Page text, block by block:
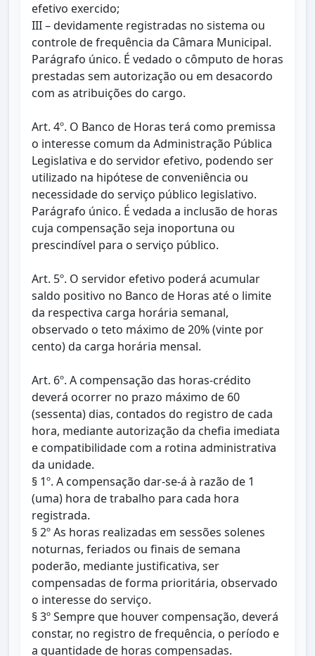
efetivo exercido;
III – devidamente registradas no sistema ou
controle de frequência da Câmara Municipal.
Parágrafo único. É vedado o cômputo de horas
prestadas sem autorização ou em desacordo
com as atribuições do cargo.
Art. 4º. O Banco de Horas terá como premissa
o interesse comum da Administração Pública
Legislativa e do servidor efetivo, podendo ser
utilizado na hipótese de conveniência ou
necessidade do serviço público legislativo.
Parágrafo único. É vedada a inclusão de horas
cuja compensação seja inoportuna ou
prescindível para o serviço público.
Art. 5º. O servidor efetivo poderá acumular
saldo positivo no Banco de Horas até o limite
da respectiva carga horária semanal,
observado o teto máximo de 20% (vinte por
cento) da carga horária mensal.
Art. 6º. A compensação das horas-crédito
deverá ocorrer no prazo máximo de 60
(sessenta) dias, contados do registro de cada
hora, mediante autorização da chefia imediata
e compatibilidade com a rotina administrativa
da unidade.
§ 1º. A compensação dar-se-á à razão de 1
(uma) hora de trabalho para cada hora
registrada.
§ 2º As horas realizadas em sessões solenes
noturnas, feriados ou finais de semana
poderão, mediante justificativa, ser
compensadas de forma prioritária, observado
o interesse do serviço.
§ 3º Sempre que houver compensação, deverá
constar, no registro de frequência, o período e
a quantidade de horas compensadas.